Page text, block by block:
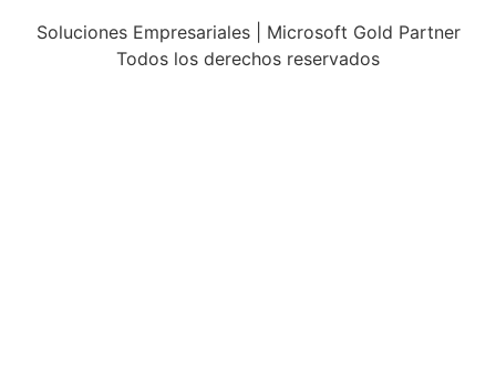
Soluciones Empresariales | Microsoft Gold Partner
Todos los derechos reservados